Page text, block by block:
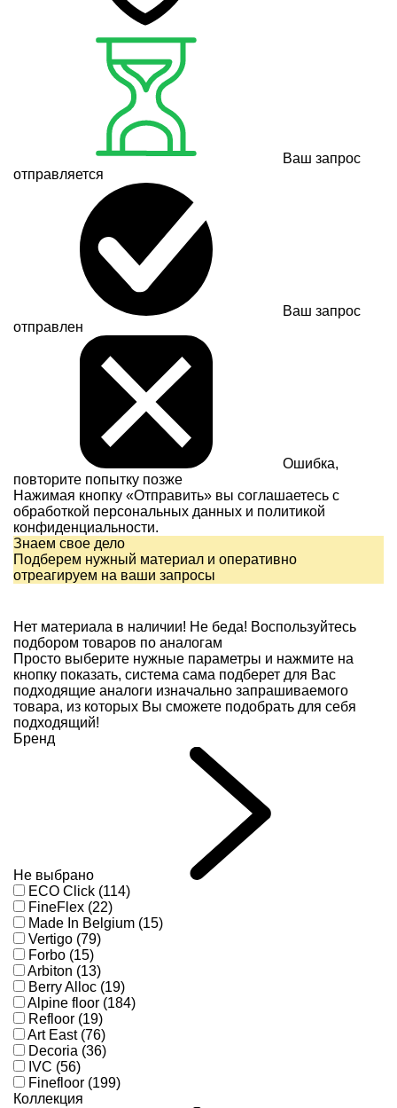
Ваш запрос
отправляется
Ваш запрос
отправлен
Ошибка,
повторите попытку позже
Нажимая кнопку «Отправить» вы соглашаетесь с
обработкой персональных данных и политикой
конфиденциальности.
Знаем свое дело
Подберем нужный материал и оперативно
отреагируем на ваши запросы
Нет материала в наличии! Не беда! Воспользуйтесь
подбором товаров по аналогам
Просто выберите нужные параметры и нажмите на
кнопку показать, система сама подберет для Вас
подходящие аналоги изначально запрашиваемого
товара, из которых Вы сможете подобрать для себя
подходящий!
Бренд
Не выбрано
ECO Click (114)
FineFlex (22)
Made In Belgium (15)
Vertigo (79)
Forbo (15)
Arbiton (13)
Berry Alloc (19)
Alpine floor (184)
Refloor (19)
Art East (76)
Decoria (36)
IVC (56)
Finefloor (199)
Коллекция